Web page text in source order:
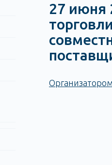
27 июня